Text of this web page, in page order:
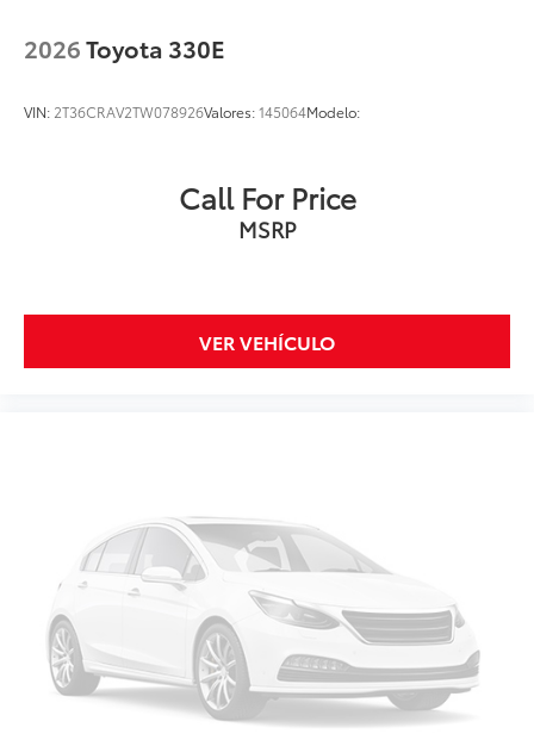
2026Toyota 330E
VIN: 2T36CRAV2TW078926Valores:145064Modelo:
Call For Price
MSRP
VER VEHÍCULO